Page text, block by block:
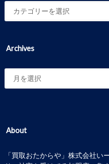
Archives
About
「買取おたからや」株式会社い